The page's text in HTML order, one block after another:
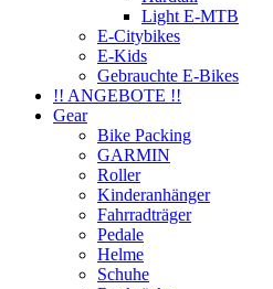
Light E-MTB
E-Citybikes
E-Kids
Gebrauchte E-Bikes
!! ANGEBOTE !!
Gear
Bike Packing
GARMIN
Roller
Kinderanhänger
Fahrradträger
Pedale
Helme
Schuhe